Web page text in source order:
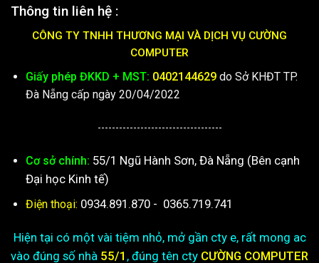
Thông tin liên hệ :
CÔNG TY TNHH THƯƠNG MẠI VÀ DỊCH VỤ CƯỜNG
COMPUTER
Giấy phép ĐKKD + MST: 0402144629do Sở KHĐT TP.
Đà Nẵng cấp ngày 20/04/2022
-----------------------------------
Cơ sở chính: 55/1 Ngũ Hành Sơn, Đà Nẵng (Bên cạnh
Đại học Kinh tế)
Điện thoại: 0934.891.870 - 0365.719.741
Hiện tại có một vài tiệm nhỏ, mở gần cty e, rất mong ac
vào đúng số nhà 55/1 , đúng tên cty CƯỜNG COMPUTER